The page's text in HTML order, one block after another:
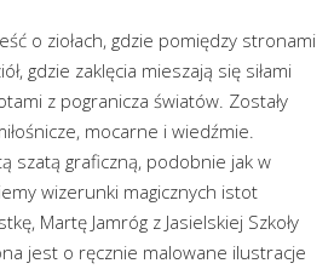
o ziołach, gdzie pomiędzy stronami
gdzie zaklęcia mieszają się siłami
z pogranicza światów. Zostały
mocarne i wiedźmie.
szatą graficzną, podobnie jak w
wizerunki magicznych istot
Martę Jamróg z Jasielskiej Szkoły
jest o ręcznie malowane ilustracje